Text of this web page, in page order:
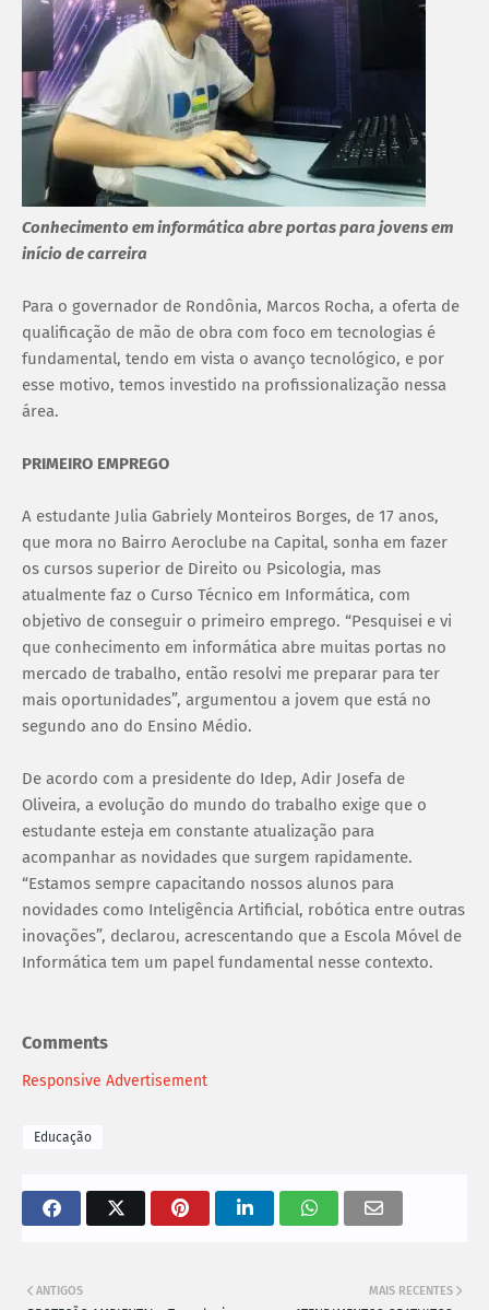
Conhecimento em informática abre portas para jovens em
início de carreira
Para o governador de Rondônia, Marcos Rocha, a oferta de
qualificação de mão de obra com foco em tecnologias é
fundamental, tendo em vista o avanço tecnológico, e por
esse motivo, temos investido na profissionalização nessa
área.
PRIMEIRO EMPREGO
A estudante Julia Gabriely Monteiros Borges, de 17 anos,
que mora no Bairro Aeroclube na Capital, sonha em fazer
os cursos superior de Direito ou Psicologia, mas
atualmente faz o Curso Técnico em Informática, com
objetivo de conseguir o primeiro emprego. “Pesquisei e vi
que conhecimento em informática abre muitas portas no
mercado de trabalho, então resolvi me preparar para ter
mais oportunidades”, argumentou a jovem que está no
segundo ano do Ensino Médio.
De acordo com a presidente do Idep, Adir Josefa de
Oliveira, a evolução do mundo do trabalho exige que o
estudante esteja em constante atualização para
acompanhar as novidades que surgem rapidamente.
“Estamos sempre capacitando nossos alunos para
novidades como Inteligência Artificial, robótica entre outras
inovações”, declarou, acrescentando que a Escola Móvel de
Informática tem um papel fundamental nesse contexto.
Comments
Responsive Advertisement
Educação
MAIS RECENTES
ANTIGOS